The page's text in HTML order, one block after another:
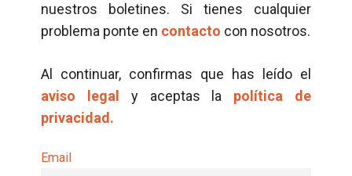
nuestros boletines. Si tienes cualquier
problema ponte en contacto con nosotros.
Al continuar, confirmas que has leído el
aviso legal
y aceptas la política de
privacidad.
Email